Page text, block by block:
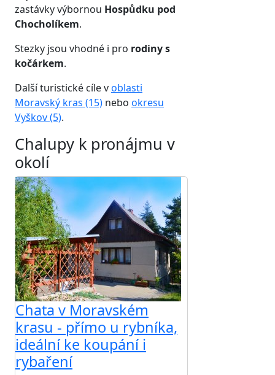
zastávky výbornou Hospůdku pod
Chocholíkem.
Stezky jsou vhodné i pro rodiny s
kočárkem.
Další turistické cíle voblasti
Moravský kras (15) nebo okresu
Vyškov (5).
Chalupy k pronájmu v
okolí
Chata v Moravském
krasu - přímo u rybníka,
ideální ke koupání i
rybaření